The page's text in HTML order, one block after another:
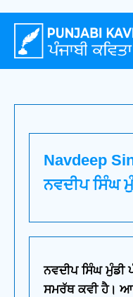
Navdeep
ਨਵਦੀਪ ਸਿੰਘ
ਨਵਦੀਪ ਸਿੰਘ ਮੁੰਡੀ
ਸਮਰੱਥ ਕਵੀ ਹੈ।